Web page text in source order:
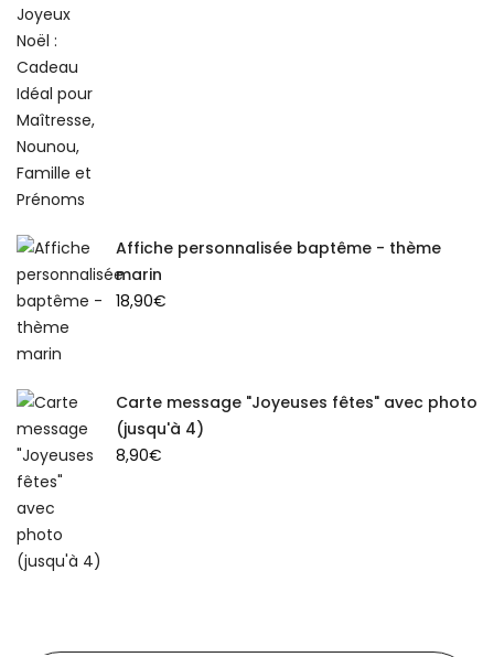
Affiche personnalisée baptême - thème
marin
18,90€
Carte message "Joyeuses fêtes" avec photo
(jusqu'à 4)
8,90€